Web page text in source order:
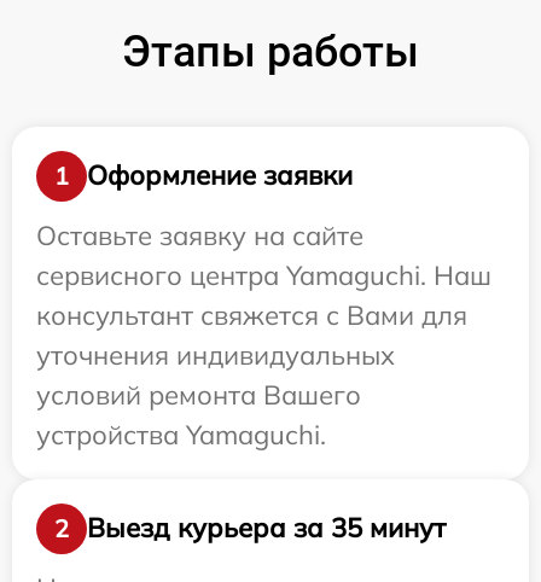
Этапы работы
1
Оформление заявки
Оставьте заявку на сайте
сервисного центра Yamaguchi. Наш
консультант свяжется с Вами для
уточнения индивидуальных
условий ремонта Вашего
устройства Yamaguchi.
2
Выезд курьера за 35 минут